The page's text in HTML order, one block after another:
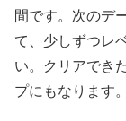
間です。次のデ
て、少しずつレ
い。クリアでき
プにもなります。